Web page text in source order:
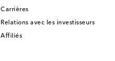
Carrières
Relations avec les investisseurs
Affiliés